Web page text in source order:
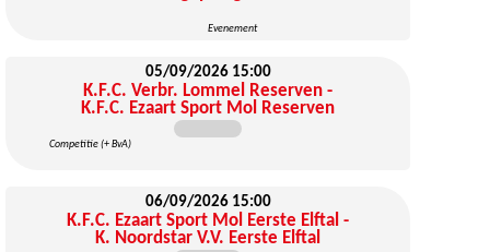
Evenement
05/09/2026 15:00
K.F.C. Verbr. Lommel Reserven -
K.F.C. Ezaart Sport Mol Reserven
Competitie (+ BvA)
06/09/2026 15:00
K.F.C. Ezaart Sport Mol Eerste Elftal -
K. Noordstar V.V. Eerste Elftal